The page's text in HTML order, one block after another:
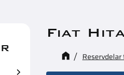
Fiat